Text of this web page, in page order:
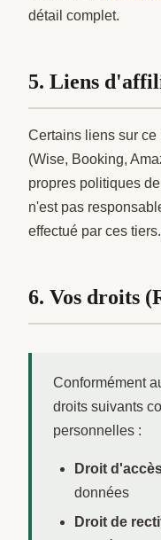
détail complet.
5. Liens
Certains liens sur
(Wise, Booking,
propres politiques
n'est pas
effectué par ces tiers.
6. Vos droits
Conformément
droits suivants
personnelles :
Droit
données
Droit de